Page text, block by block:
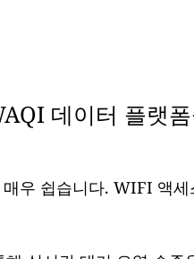
데이터 플랫
우 쉽습니다. WIFI 액세